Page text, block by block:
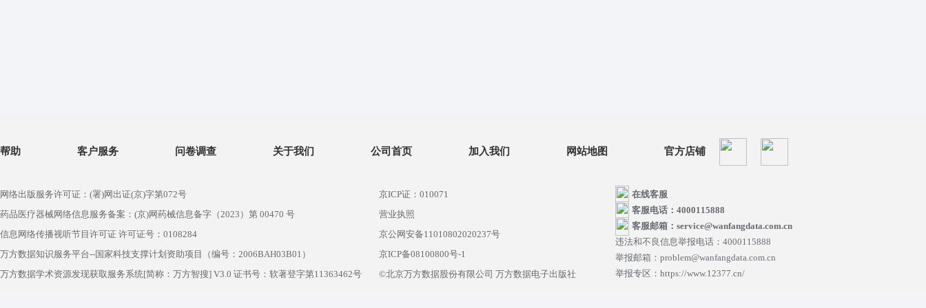
帮助 客户服务 问卷调查 关于我们 公司首页 加入我们 网站地图 官方店铺
网络出版服务许可证：(署)网出证(京)字第072号
药品医疗器械网络信息服务备案：(京)网药械信息备字（2023）第 00470 号
信息网络传播视听节目许可证 许可证号：0108284
万方数据知识服务平台--国家科技支撑计划资助项目（编号：2006BAH03B01）
万方数据学术资源发现获取服务系统[简称：万方智搜] V3.0 证书号：软著登字第11363462号
京ICP证：010071
营业执照
京公网安备11010802020237号
京ICP备08100800号-1
©北京万方数据股份有限公司 万方数据电子出版社
在线客服
客服电话：4000115888
客服邮箱：service@wanfangdata.com.cn
违法和不良信息举报电话：4000115888
举报邮箱：problem@wanfangdata.com.cn
举报专区：https://www.12377.cn/